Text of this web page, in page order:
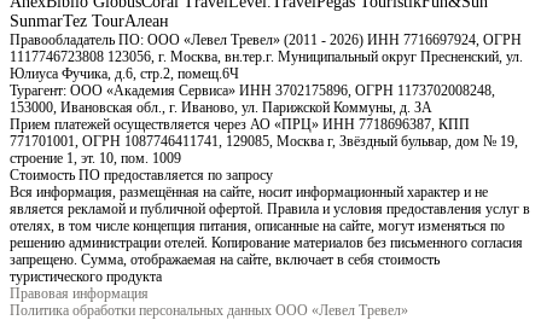
SunmarTez TourАлеан
Правообладатель ПО: ООО «Левел Тревел» (2011 - 2026) ИНН 7716697924, ОГРН
1117746723808 123056, г. Москва, вн.тер.г. Муниципальный округ Пресненский, ул.
Юлиуса Фучика, д.6, стр.2, помещ.6Ч
Турагент: ООО «Академия Сервиса» ИНН 3702175896, ОГРН 1173702008248,
153000, Ивановская обл., г. Иваново, ул. Парижской Коммуны, д. ЗА
Прием платежей осуществляется через АО «ПРЦ» ИНН 7718696387, КПП
771701001, ОГРН 1087746411741, 129085, Москва г, Звёздный бульвар, дом № 19,
строение 1, эт. 10, пом. 1009
Стоимость ПО предоставляется по запросу
Вся информация, размещённая на сайте, носит информационный характер и не
является рекламой и публичной офертой. Правила и условия предоставления услуг в
отелях, в том числе концепция питания, описанные на сайте, могут изменяться по
решению администрации отелей. Копирование материалов без письменного согласия
запрещено. Сумма, отображаемая на сайте, включает в себя стоимость
туристического продукта
Правовая информация
Политика обработки персональных данных ООО «Левел Тревел»